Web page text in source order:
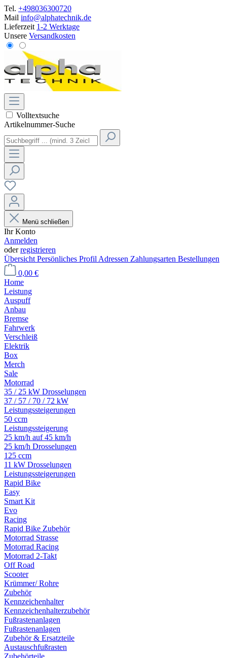
Tel. +498036300720
Mail info@alphatechnik.de
Lieferzeit 1-2 Werktage
Unsere Versandkosten
Volltextsuche
Artikelnummer-Suche
Menü schließen
Ihr Konto
Anmelden
oderregistrieren
Übersicht Persönliches Profil Adressen Zahlungsarten Bestellungen
0,00 €
Home
Leistung
Auspuff
Anbau
Bremse
Fahrwerk
Verschleiß
Elektrik
Box
Merch
Sale
Motorrad
35 / 25 kW Drosselungen
37 / 57 / 70 / 72 kW
Leistungssteigerungen
50 ccm
Leistungssteigerung
25 km/h auf 45 km/h
25 km/h Drosselungen
125 ccm
11 kW Drosselungen
Leistungssteigerungen
Rapid Bike
Easy
Smart Kit
Evo
Racing
Rapid Bike Zubehör
Motorrad Strasse
Motorrad Racing
Motorrad 2-Takt
Off Road
Scooter
Krümmer/ Rohre
Zubehör
Kennzeichenhalter
Kennzeichenhalterzubehör
Fußrastenanlagen
Fußrastenanlagen
Zubehör & Ersatzteile
Austauschfußrasten
Zubehörteile